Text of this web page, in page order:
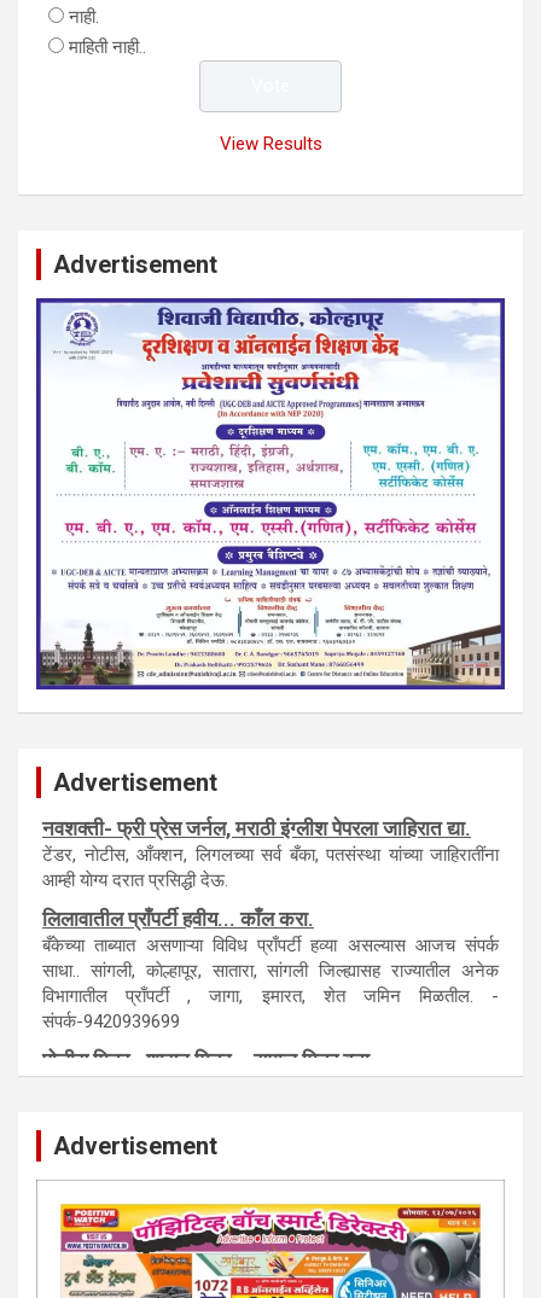
नाही.
माहिती नाही..
View Results
Advertisement
Advertisement
नवशक्ती- फ्री प्रेस जर्नल, मराठी इंग्लीश पेपरला जाहिरात द्या.
टेंडर, नाेटीस, आँक्शन, लिगलच्या सर्व बँका, पतसंस्था यांच्या जाहिरातींना
आम्ही याेग्य दरात प्रसिद्धी देऊ.
लिलावातील प्राँपर्टी हवीय... काँल करा.
बँकेच्या ताब्यात असणाऱ्या विविध प्राँपर्टी हव्या असल्यास आजच संपर्क
साधा.. सांगली, काेल्हापूर, सातारा, सांगली जिल्ह्यासह राज्यातील अनेक
विभागातील प्राँपर्टी , जागा, इमारत, शेत जमिन मिळतील. -
संपर्क-9420939699
कायदेशीर सल्ला या मार्गदर्शन पाहिजे. संपर्क साधा-
परिस्थितीनुसार तुम्ही जर आर्थिक, शैक्षणिक, सामाजिक समस्या, गुन्हेगारी,
शारीरीक त्रास, फसवणूक सारख्या प्रकरणात अडकला असाल, काेर्टाची
पायरी चढला असाल तर चिंता नकाे.. आम्ही मदत करू. मार्गदर्शन करू,
कायदेशीर सल्ला देऊ. - आजच संपर्क साधा- भारत साेनुले-8888207374
या AD सतिश कुंभार -9860944728
Advertisement